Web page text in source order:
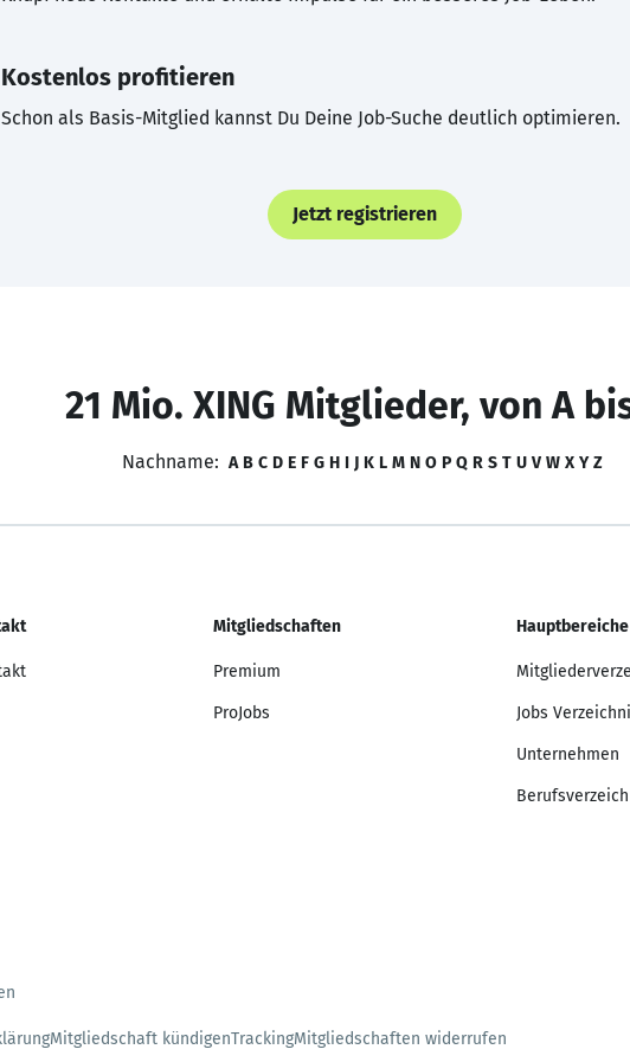
Kostenlos profitieren
Schon als Basis-Mitglied kannst Du Deine Job-Suche deutlich optimieren.
Jetzt registrieren
21 Mio. XING Mitglieder, von A
Nachname: A B C D E F G H I J K L M N O P Q R S T U V W X Y Z
Mitgliedschaften
Premium
ProJobs
Hauptbereiche
Jobs
Unternehmen
Mitgliedschaft kündigenTrackingMitgliedschaften widerrufen